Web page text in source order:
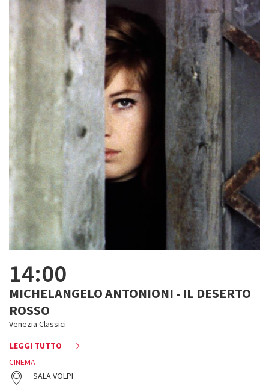
14:00
MICHELANGELO ANTONIONI - IL DESERTO
ROSSO
Venezia Classici
LEGGI TUTTO
CINEMA
SALA VOLPI